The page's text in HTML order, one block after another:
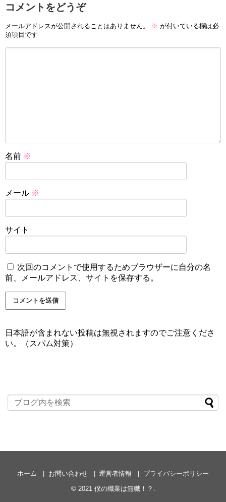
コメントをどうぞ
メールアドレスが公開されることはありません。 ※ が付いている欄は必
須項目です
名前 ※
メール ※
サイト
次回のコメントで使用するためブラウザーに自分の名
前、メールアドレス、サイトを保存する。
日本語が含まれない投稿は無視されますのでご注意くださ
い。（スパム対策）
ホーム お問い合わせ 運営者情報
プライバシーポリシー
© 2021 僕の職業は無職！？ .